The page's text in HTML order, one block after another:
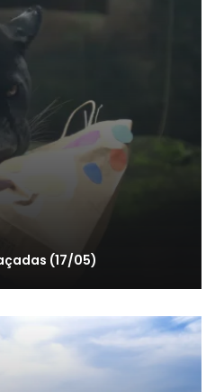
(17/05)